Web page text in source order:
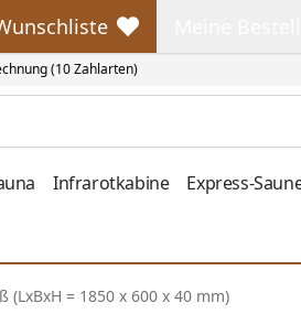
(10 Zahlarten)
Infrarotkabine Express-
(LxBxH = 1850 x 600 x 40 mm)